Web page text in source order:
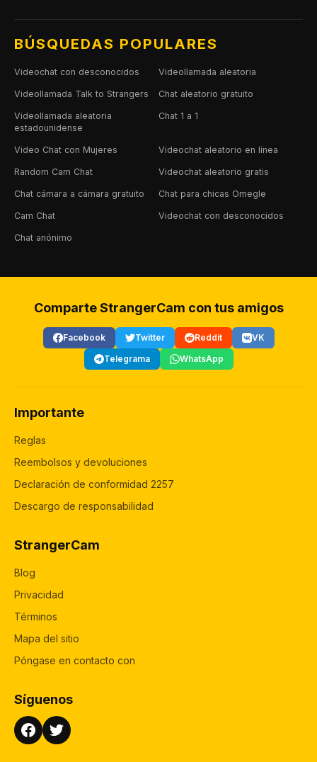
BÚSQUEDAS POPULARES
Videochat con desconocidos Videollamada aleatoria
Videollamada Talk to Strangers Chat aleatorio gratuito
Videollamada aleatoria
estadounidense
Chat 1 a 1
Video Chat con Mujeres Videochat aleatorio en línea
Random Cam Chat Videochat aleatorio gratis
Chat cámara a cámara gratuito Chat para chicas Omegle
Cam Chat Videochat con desconocidos
Chat anónimo
Comparte StrangerCam con tus amigos
Facebook Twitter Reddit
VK
Telegrama
WhatsApp
Importante
Reglas
Reembolsos y devoluciones
Declaración de conformidad 2257
Descargo de responsabilidad
StrangerCam
Blog
Privacidad
Términos
Mapa del sitio
Póngase en contacto con
Síguenos